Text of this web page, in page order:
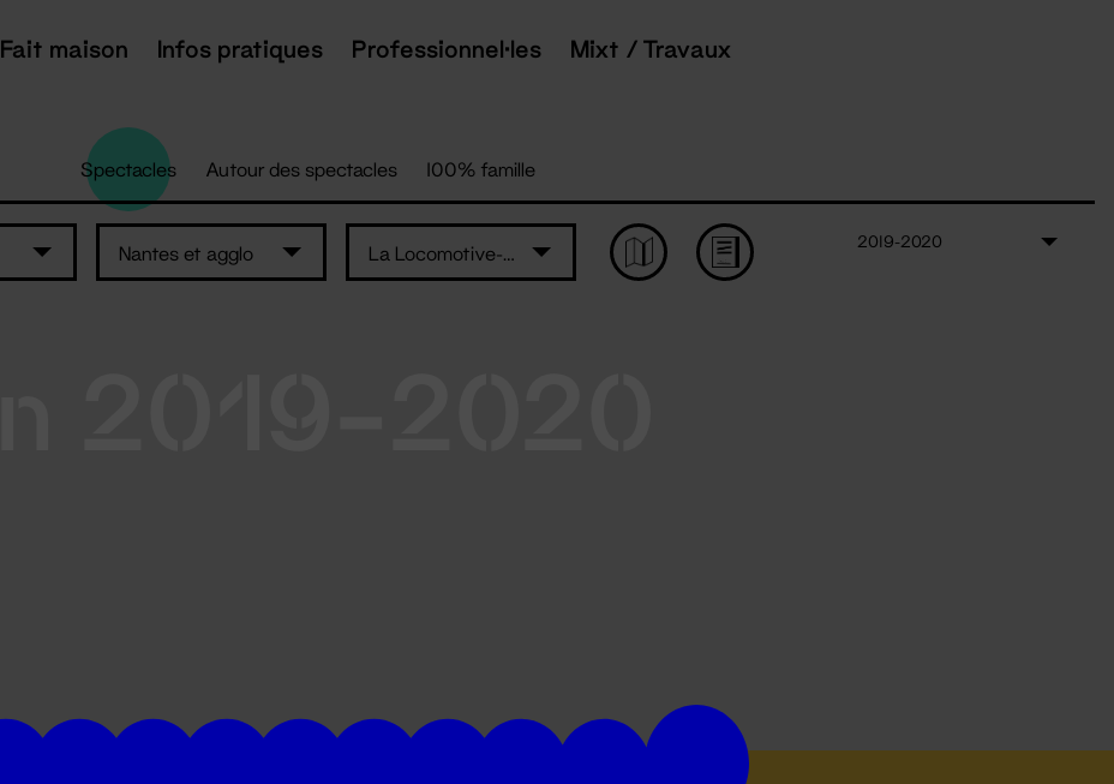
Fait maison Infos pratiques Professionnel·les Mixt / Travaux
Spectacles Autour des spectacles 100% famille
Nantes et agglo La Locomotive-maison de quartier Erdre..
2019-2020